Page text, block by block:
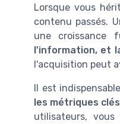
Lorsque vous
contenu passés.
une croissance
l'information, et
l'acquisition peut
Il est
les métriques clés
utilisateurs,